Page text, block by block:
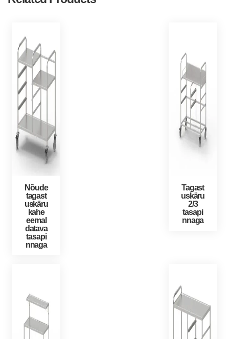
Nõude
tagast
uskäru
kahe
eemal
datava
tasapi
nnaga
Tagast
uskäru
2/3
tasapi
nnaga